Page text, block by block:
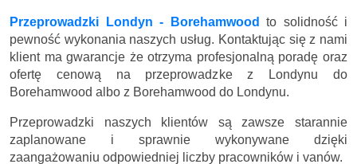
Przeprowadzki Londyn - Borehamwood
to solidność i
pewność wykonania naszych usług. Kontaktując się z nami
klient ma gwarancje że otrzyma profesjonalną poradę oraz
ofertę cenową na przeprowadzke z Londynu do
Borehamwood albo z Borehamwood do Londynu.
Przeprowadzki naszych klientów są zawsze starannie
zaplanowane i sprawnie wykonywane dzięki
zaangażowaniu odpowiedniej liczby pracowników i vanów.